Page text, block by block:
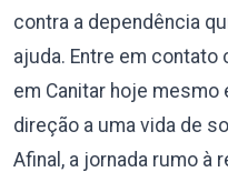
contra a dependência
ajuda. Entre em contato
em Canitar hoje
direção a uma vida de
Afinal, a jornada rumo à